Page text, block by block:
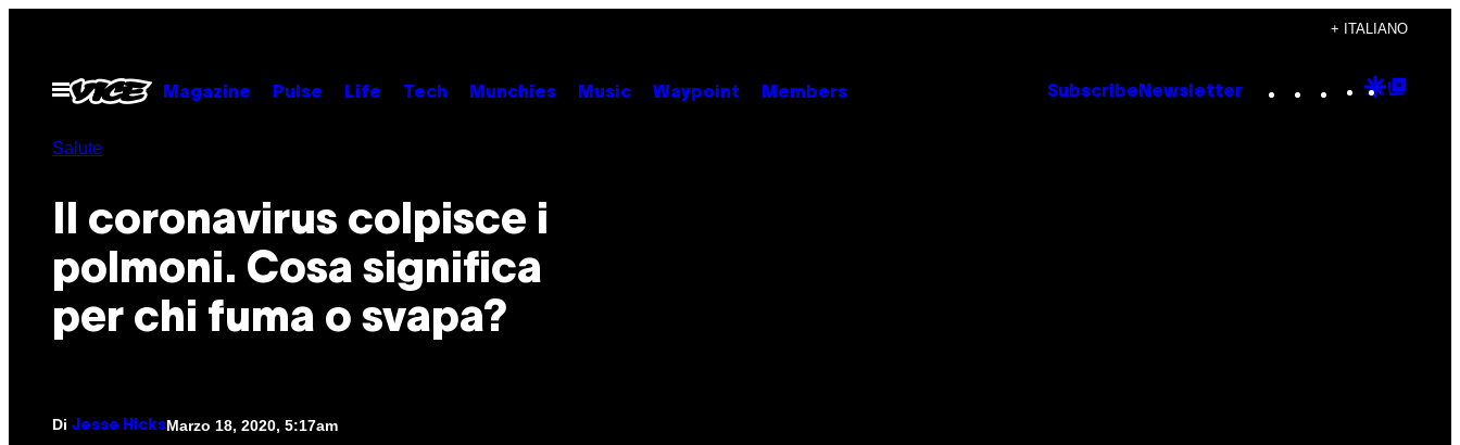
contenuto
+ ITALIANO
Apri
Magazine Pulse Life Tech Munchies Music Waypoint Members Subscribe Newsletter Instagram
TikTok
YouTube
Google
Salute
Il coronavirus colpisce i
polmoni. Cosa significa
per chi fuma o svapa?
Di Jesse HicksMarzo 18, 2020, 5:17am